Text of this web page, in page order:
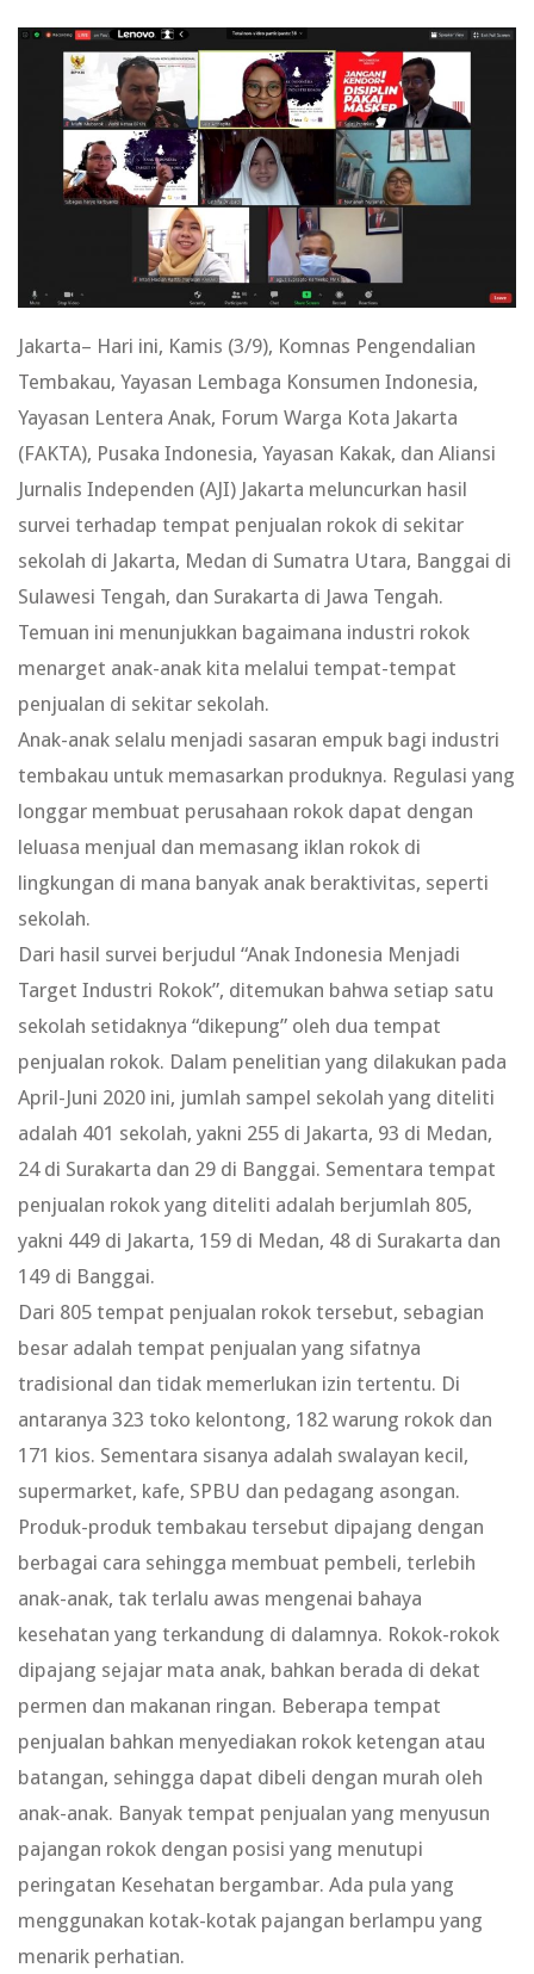
Jakarta– Hari ini, Kamis (3/9), Komnas Pengendalian
Tembakau, Yayasan Lembaga Konsumen Indonesia,
Yayasan Lentera Anak, Forum Warga Kota Jakarta
(FAKTA), Pusaka Indonesia, Yayasan Kakak, dan Aliansi
Jurnalis Independen (AJI) Jakarta meluncurkan hasil
survei terhadap tempat penjualan rokok di sekitar
sekolah di Jakarta, Medan di Sumatra Utara, Banggai di
Sulawesi Tengah, dan Surakarta di Jawa Tengah.
Temuan ini menunjukkan bagaimana industri rokok
menarget anak-anak kita melalui tempat-tempat
penjualan di sekitar sekolah.
Anak-anak selalu menjadi sasaran empuk bagi industri
tembakau untuk memasarkan produknya. Regulasi yang
longgar membuat perusahaan rokok dapat dengan
leluasa menjual dan memasang iklan rokok di
lingkungan di mana banyak anak beraktivitas, seperti
sekolah.
Dari hasil survei berjudul “Anak Indonesia Menjadi
Target Industri Rokok”, ditemukan bahwa setiap satu
sekolah setidaknya “dikepung” oleh dua tempat
penjualan rokok. Dalam penelitian yang dilakukan pada
April-Juni 2020 ini, jumlah sampel sekolah yang diteliti
adalah 401 sekolah, yakni 255 di Jakarta, 93 di Medan,
24 di Surakarta dan 29 di Banggai. Sementara tempat
penjualan rokok yang diteliti adalah berjumlah 805,
yakni 449 di Jakarta, 159 di Medan, 48 di Surakarta dan
149 di Banggai.
Dari 805 tempat penjualan rokok tersebut, sebagian
besar adalah tempat penjualan yang sifatnya
tradisional dan tidak memerlukan izin tertentu. Di
antaranya 323 toko kelontong, 182 warung rokok dan
171 kios. Sementara sisanya adalah swalayan kecil,
supermarket, kafe, SPBU dan pedagang asongan.
Produk-produk tembakau tersebut dipajang dengan
berbagai cara sehingga membuat pembeli, terlebih
anak-anak, tak terlalu awas mengenai bahaya
kesehatan yang terkandung di dalamnya. Rokok-rokok
dipajang sejajar mata anak, bahkan berada di dekat
permen dan makanan ringan. Beberapa tempat
penjualan bahkan menyediakan rokok ketengan atau
batangan, sehingga dapat dibeli dengan murah oleh
anak-anak. Banyak tempat penjualan yang menyusun
pajangan rokok dengan posisi yang menutupi
peringatan Kesehatan bergambar. Ada pula yang
menggunakan kotak-kotak pajangan berlampu yang
menarik perhatian.